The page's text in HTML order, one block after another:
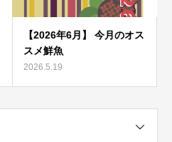
【2026年6月】 今月のオス
スメ鮮魚
2026.5.19